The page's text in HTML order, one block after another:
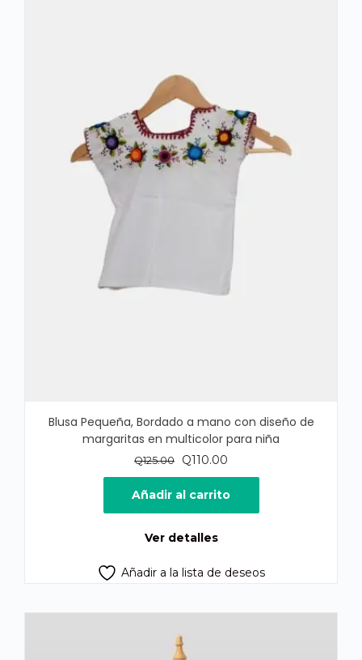
Blusa Pequeña, Bordado a mano con diseño de
margaritas en multicolor para niña
Q125.00
El
precio
original
era:
Q110.00
precio
actual
es:
Añadir al carrito
Ver detalles
Añadir a la lista de deseos